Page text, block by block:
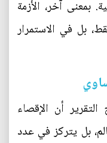
بمعنى آخر، الأزمة
بل في الاستمرار
أن الإقصاء
بل يتركز في عدد